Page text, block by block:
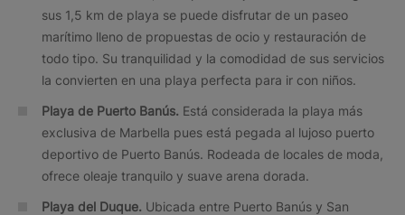
sus 1,5 km de playa se puede disfrutar de un paseo
marítimo lleno de propuestas de ocio y restauración de
todo tipo. Su tranquilidad y la comodidad de sus servicios
la convierten en una playa perfecta para ir con niños.
Playa de Puerto Banús. Está considerada la playa más
exclusiva de Marbella pues está pegada al lujoso puerto
deportivo de Puerto Banús. Rodeada de locales de moda,
ofrece oleaje tranquilo y suave arena dorada.
Playa del Duque. Ubicada entre Puerto Banús y San